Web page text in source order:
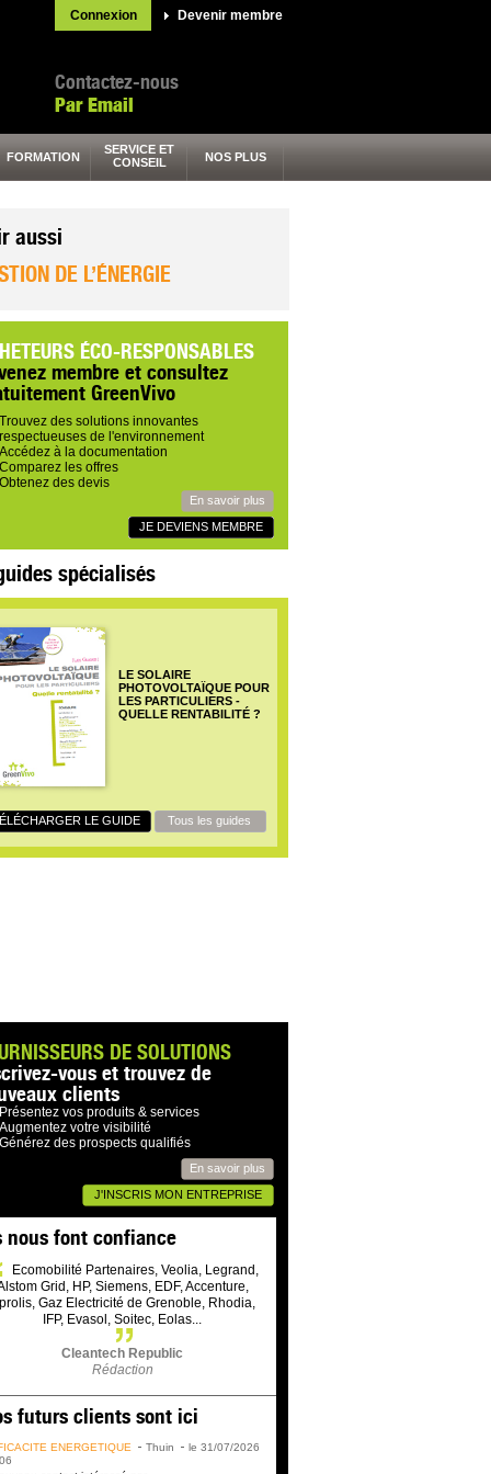
Connexion Devenir membre
Contactez-nous
Par Email
FORMATION
SERVICE ET
CONSEIL
NOS PLUS
aussi
DE L’ÉNERGIE
ÉCO-RESPONSABLES
membre et consultez
GreenVivo
Trouvez des solutions innovantes
respectueuses de l'environnement
Accédez à la documentation
Comparez les offres
Obtenez des devis
En savoir plus
JE DEVIENS MEMBRE
spécialisés
LE SOLAIRE
PHOTOVOLTAÏQUE POUR
LES PARTICULIERS -
QUELLE RENTABILITÉ ?
LE GUIDE Tous les guides
DE SOLUTIONS
vous et trouvez de
clients
Présentez vos produits & services
Augmentez votre visibilité
Générez des prospects qualifiés
En savoir plus
J'INSCRIS MON ENTREPRISE
nous font confiance
Ecomobilité Partenaires, Veolia, Legrand,
Grid, HP, Siemens, EDF, Accenture,
Gaz Electricité de Grenoble, Rhodia,
IFP, Evasol, Soitec, Eolas...
Cleantech Republic
Rédaction
futurs clients sont ici
ÉNERGÉTIQUE Thuin
le 31/07/2026